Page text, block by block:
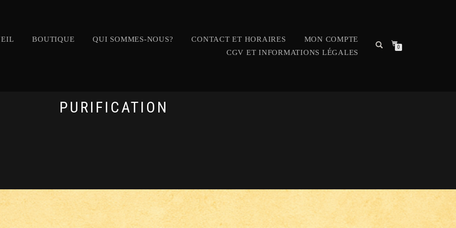
BOUTIQUE QUI SOMMES-NOUS? CONTACT ET HORAIRES
MON COMPTE
CGV ET INFORMATIONS LÉGALES
0
PURIFICATION